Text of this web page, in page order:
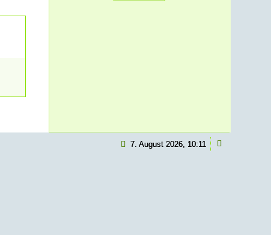
7. August 2026, 10:11